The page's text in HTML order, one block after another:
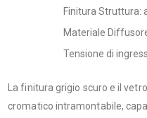
Finitura Struttura:
Materiale
Tensione di
La finitura grigio scuro e il
cromatico intramontabile,